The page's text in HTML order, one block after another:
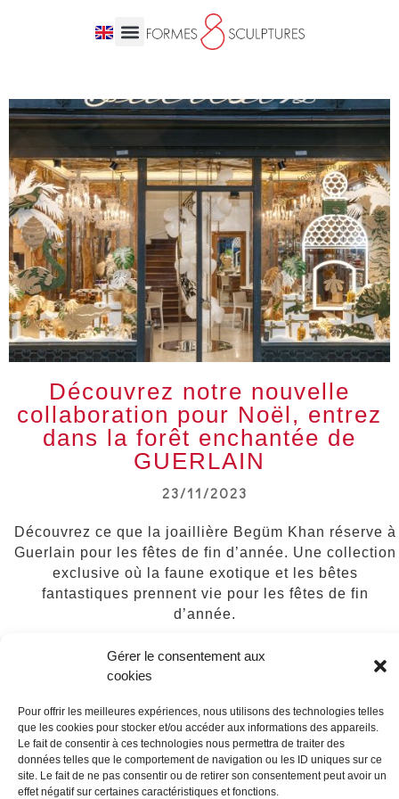
Gérer le consentement aux
cookies
Pour offrir les meilleures expériences, nous utilisons des technologies telles
que les cookies pour stocker et/ou accéder aux informations des appareils.
Le fait de consentir à ces technologies nous permettra de traiter des
données telles que le comportement de navigation ou les ID uniques sur ce
site. Le fait de ne pas consentir ou de retirer son consentement peut avoir un
effet négatif sur certaines caractéristiques et fonctions.
Découvrez notre nouvelle
collaboration pour Noël, entrez
dans la forêt enchantée de
GUERLAIN
23/11/2023
Découvrez ce que la joaillière Begüm Khan réserve à
Guerlain pour les fêtes de fin d’année. Une collection
exclusive où la faune exotique et les bêtes
fantastiques prennent vie pour les fêtes de fin
d’année.
Le savoir-faire de FORMES & SCULPTURES a
permis de réaliser tous les animaux ainsi que des
feuillages.
Merci à toutes nos équipes de production chez FSI et
pour l’installation, FS INSTALLATION, pour leur